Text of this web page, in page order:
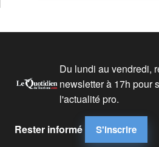
Du lundi au vendredi,
newsletter à 17h pour
l'actualité pro.
Rester informé S'inscrire